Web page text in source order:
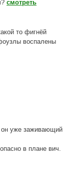
смотреть
то фигнёй
воспалены
он уже заживающий
в плане вич.